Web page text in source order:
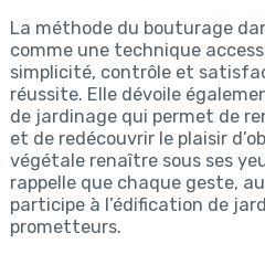
La méthode du bouturage
comme une technique
simplicité, contrôle et
réussite. Elle dévoile
de jardinage qui permet de
et de redécouvrir le plaisir
végétale renaître sous ses
rappelle que chaque geste,
participe à l’édification de
prometteurs.